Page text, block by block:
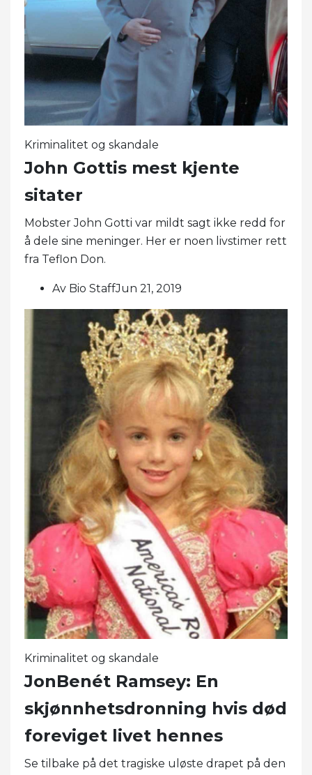
Kriminalitet og skandale
John Gottis mest kjente
sitater
Mobster John Gotti var mildt sagt ikke redd for
å dele sine meninger. Her er noen livstimer rett
fra Teflon Don.
Av Bio StaffJun 21, 2019
Kriminalitet og skandale
JonBenét Ramsey: En
skjønnhetsdronning hvis død
foreviget livet hennes
Se tilbake på det tragiske uløste drapet på den